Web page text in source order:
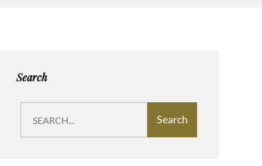
Search
a
Search